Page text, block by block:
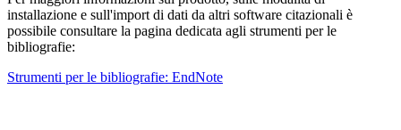
installazione e sull'import di dati da altri software citazionali è
possibile consultare la pagina dedicata agli strumenti per le
bibliografie:
Strumenti per le bibliografie: EndNote